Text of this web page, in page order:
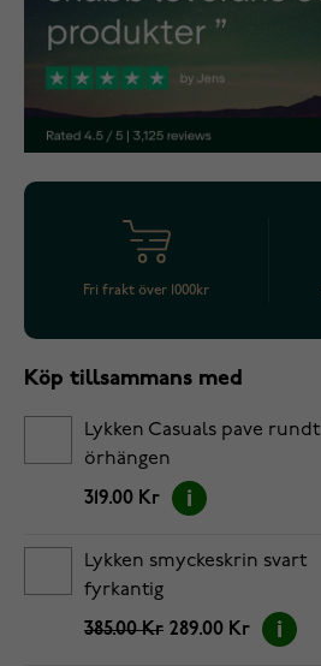
Fri frakt över 1000kr
Köp tillsammans med
Lykken Casuals pave rundt
örhängen
319.00 Kr
Lykken smyckeskrin svart
fyrkantig
385.00 Kr 289.00 Kr